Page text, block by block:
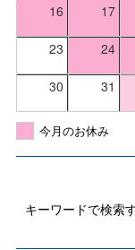
16 17
23 24
30 31
今月のお休み